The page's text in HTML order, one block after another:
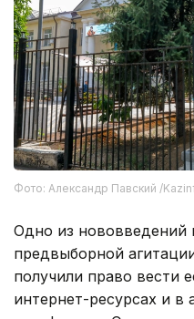
Фото: Александр Павский /
Одно из нововведений
предвыборной
получили право вести
интернет-ресурсах и в